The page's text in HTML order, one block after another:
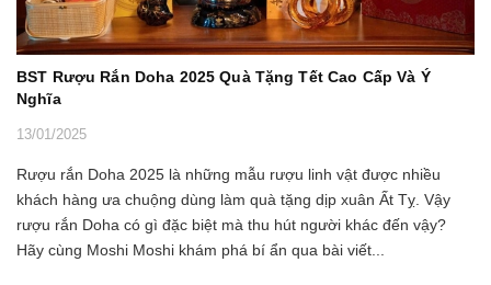
BST Rượu Rắn Doha 2025 Quà Tặng Tết Cao Cấp Và Ý
Nghĩa
13/01/2025
Rượu rắn Doha 2025 là những mẫu rượu linh vật được nhiều
khách hàng ưa chuộng dùng làm quà tặng dịp xuân Ất Tỵ. Vậy
rượu rắn Doha có gì đặc biệt mà thu hút người khác đến vậy?
Hãy cùng Moshi Moshi khám phá bí ẩn qua bài viết...